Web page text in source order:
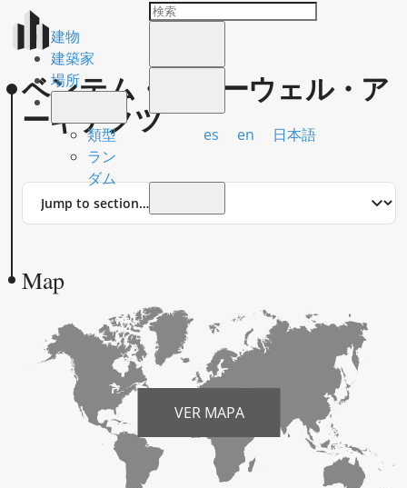
建物
建築家
場所
類型
ラン
ダム
es en 日本語
ベンテム・クルーウェル・ア
ーキテクツ
Jump
Map
VER MAPA